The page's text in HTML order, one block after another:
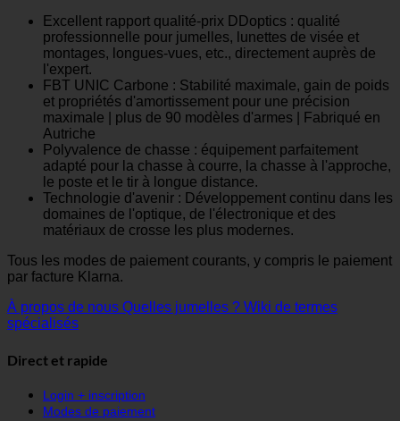
Excellent rapport qualité-prix DDoptics : qualité
professionnelle pour jumelles, lunettes de visée et
montages, longues-vues, etc., directement auprès de
l'expert.
FBT UNIC Carbone : Stabilité maximale, gain de poids
et propriétés d'amortissement pour une précision
maximale | plus de 90 modèles d'armes | Fabriqué en
Autriche
Polyvalence de chasse : équipement parfaitement
adapté pour la chasse à courre, la chasse à l'approche,
le poste et le tir à longue distance.
Technologie d'avenir : Développement continu dans les
domaines de l'optique, de l'électronique et des
matériaux de crosse les plus modernes.
Tous les modes de paiement courants, y compris le paiement
par facture Klarna.
À propos de nous Quelles jumelles ? Wiki de termes
spécialisés
Direct et rapide
Login + inscription
Modes de paiement